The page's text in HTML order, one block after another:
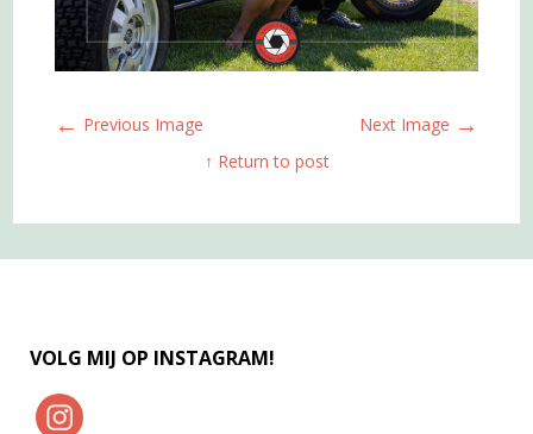
← Previous Image Next Image →
↑ Return to post
VOLG MIJ OP INSTAGRAM!